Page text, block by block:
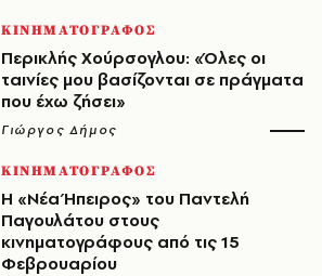
ΚΙΝΗΜΑΤΟΓΡΑΦΟΣ
Περικλής Χούρσογλου: «Όλες οι
ταινίες μου βασίζονται σε πράγματα
που έχω ζήσει»
Γιώργος Δήμος
ΚΙΝΗΜΑΤΟΓΡΑΦΟΣ
Η «Νέα Ήπειρος» του Παντελή
Παγουλάτου στους
κινηματογράφους από τις 15
Φεβρουαρίου